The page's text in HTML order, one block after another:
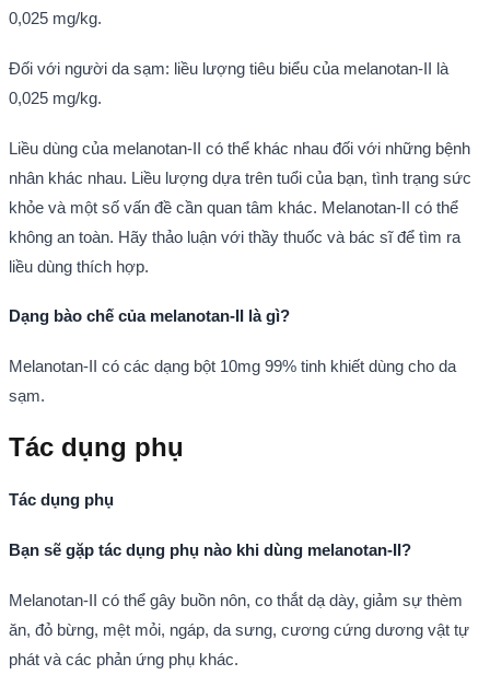
0,025 mg/kg.
Đối với người da sạm: liều lượng tiêu biểu của melanotan-II là
0,025 mg/kg.
Liều dùng của melanotan-II có thể khác nhau đối với những bệnh
nhân khác nhau. Liều lượng dựa trên tuổi của bạn, tình trạng sức
khỏe và một số vấn đề cần quan tâm khác. Melanotan-II có thể
không an toàn. Hãy thảo luận với thầy thuốc và bác sĩ để tìm ra
liều dùng thích hợp.
Dạng bào chế của melanotan-II là gì?
Melanotan-II có các dạng bột 10mg 99% tinh khiết dùng cho da
sạm.
Tác dụng phụ
Tác dụng phụ
Bạn sẽ gặp tác dụng phụ nào khi dùng melanotan-II?
Melanotan-II có thể gây buồn nôn, co thắt dạ dày, giảm sự thèm
ăn, đỏ bừng, mệt mỏi, ngáp, da sưng, cương cứng dương vật tự
phát và các phản ứng phụ khác.